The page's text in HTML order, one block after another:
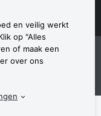
en veilig werkt
op "Alles
of maak een
over ons
voorwaardenDisclaimer